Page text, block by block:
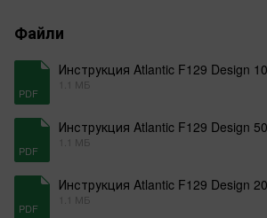
Файли
PDF
Инструкция Atlantic F129 Design
1.1 МБ
PDF
Инструкция Atlantic F129 Design
1.1 МБ
PDF
Инструкция Atlantic F129 Design
1.1 МБ